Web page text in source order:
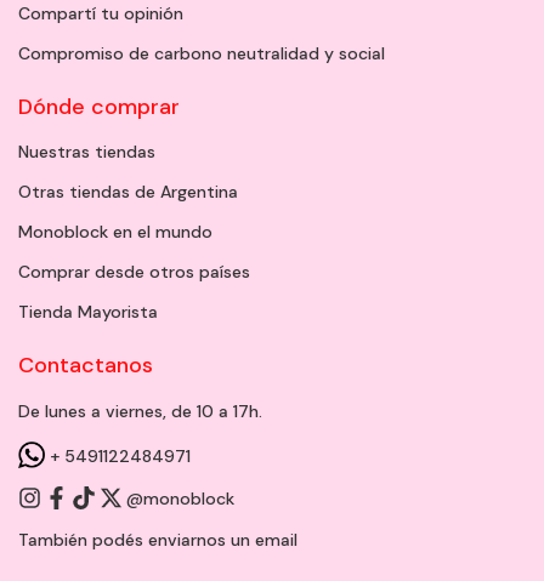
Compartí tu opinión
Compromiso de carbono neutralidad y social
Dónde comprar
Nuestras tiendas
Otras tiendas de Argentina
Monoblock en el mundo
Comprar desde otros países
Tienda Mayorista
Contactanos
De lunes a viernes, de 10 a 17h.
+ 5491122484971
@monoblock
También podés enviarnos un email